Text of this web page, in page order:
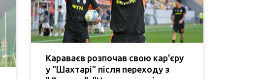
Караваєв розпочав свою кар'єру
у "Шахтарі" після переходу з